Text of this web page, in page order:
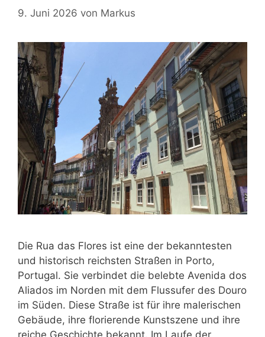
9. Juni 2026 von Markus
Die Rua das Flores ist eine der bekanntesten
und historisch reichsten Straßen in Porto,
Portugal. Sie verbindet die belebte Avenida dos
Aliados im Norden mit dem Flussufer des Douro
im Süden. Diese Straße ist für ihre malerischen
Gebäude, ihre florierende Kunstszene und ihre
reiche Geschichte bekannt. Im Laufe der